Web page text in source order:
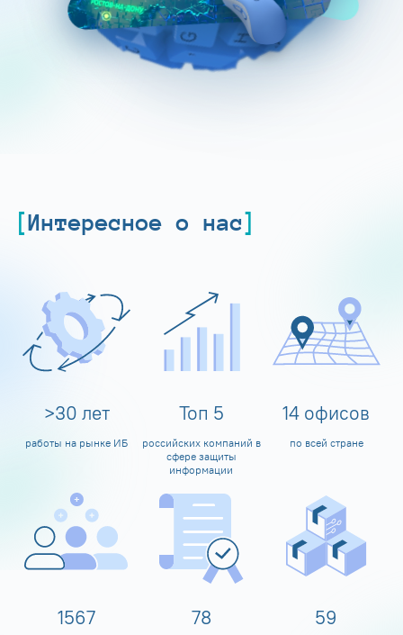
Интересное о нас
>30 лет
работы на рынке ИБ
Топ 5
российских компаний в
сфере защиты
информации
14 офисов
по всей стране
1600 80 60